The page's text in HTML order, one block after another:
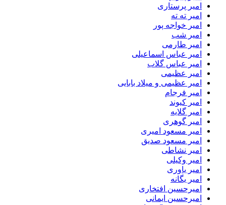
امیر پرستاری
امیر ته ته
امیر خواجه پور
امیر شب
امیر طارمی
امیر عباس اسماعیلی
امیر عباس گلاب
امیر عظیمی
امیر عظیمی و میلاد بابایی
امیر فرجام
امیر کیوند
امیر گلایه
امیر گوهری
امیر مسعود امیری
امیر مسعود صدیق
امیر نشاطی
امیر وکیلی
امیر یاوری
امیر یگانه
امیرحسین افتخاری
امیرحسین ایمانی